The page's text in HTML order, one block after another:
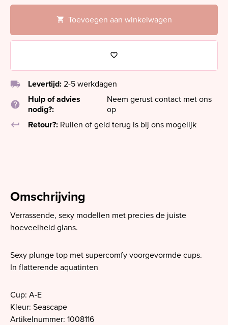
Toevoegen aan winkelwagen
local_shipping Levertijd: 2-5 werkdagen
help
Hulp of advies
nodig?:
Neem gerust contact met ons
op
keyboard_return
Retour?: Ruilen of geld terug is bij ons mogelijk
Omschrijving
Verrassende, sexy modellen met precies de juiste
hoeveelheid glans.
Sexy plunge top met supercomfy voorgevormde cups.
In flatterende aquatinten
Cup: A-E
Kleur: Seascape
Artikelnummer: 1008116